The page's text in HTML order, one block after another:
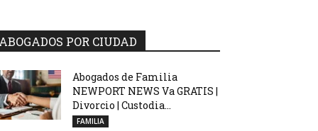
POR CIUDAD
Abogados de Familia
NEWPORT NEWS Va GRATIS |
Divorcio | Custodia...
FAMILIA